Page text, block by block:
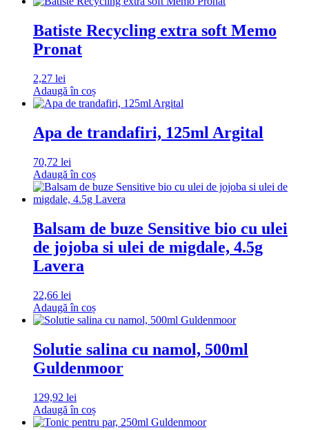
Batiste Recycling extra soft Memo
Pronat
2,27 lei
Adaugă în coș
Apa de trandafiri, 125ml Argital
70,72 lei
Adaugă în coș
Balsam de buze Sensitive bio cu ulei
de jojoba si ulei de migdale, 4.5g
Lavera
22,66 lei
Adaugă în coș
Solutie salina cu namol, 500ml
Guldenmoor
129,92 lei
Adaugă în coș